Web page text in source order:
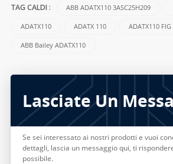
TAG CALDI : ABB ADATX110 3ASC25H209
ADATX110 ADATX 110 ADATX110 FIG
ABB Bailey ADATX110
Lasciate Un
Se sei interessato ai nostri prodotti e vuoi
dettagli, lascia un messaggio qui, ti
possibile.